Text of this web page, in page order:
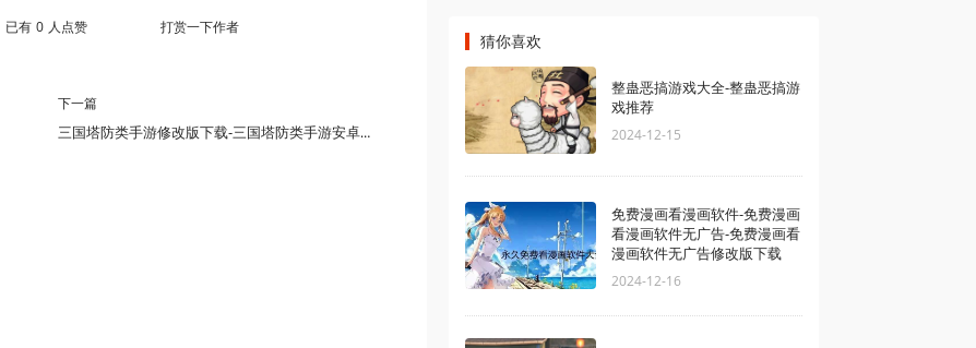
已有 0 人点赞 打赏一下作者
下一篇
三国塔防类手游修改版下载-三国塔防类手游安卓版-三国塔防类手游版本下载
猜你喜欢
整蛊恶搞游戏大全-整蛊恶搞游
戏推荐
2024-12-15
免费漫画看漫画软件-免费漫画
看漫画软件无广告-免费漫画看
漫画软件无广告修改版下载
2024-12-16